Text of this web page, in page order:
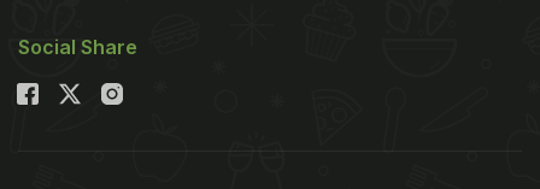
Social Share